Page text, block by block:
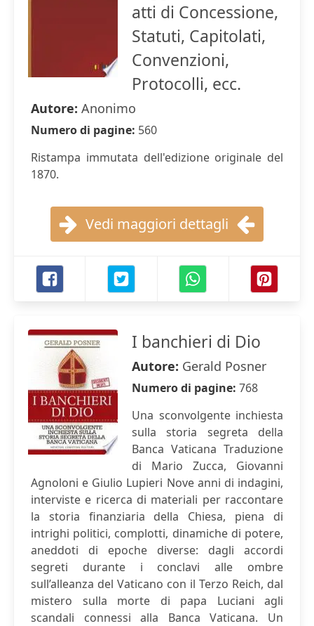
atti di Concessione,
Statuti, Capitolati,
Convenzioni,
Protocolli, ecc.
Autore: Anonimo
Numero di pagine: 560
Ristampa immutata dell'edizione originale del
1870.
Vedi maggiori dettagli
I banchieri di Dio
Autore: Gerald Posner
Numero di pagine: 768
Una sconvolgente inchiesta
sulla storia segreta della
Banca Vaticana Traduzione
di Mario Zucca, Giovanni
Agnoloni e Giulio Lupieri Nove anni di indagini,
interviste e ricerca di materiali per raccontare
la storia finanziaria della Chiesa, piena di
intrighi politici, complotti, dinamiche di potere,
aneddoti di epoche diverse: dagli accordi
segreti durante i conclavi alle ombre
sull’alleanza del Vaticano con il Terzo Reich, dal
mistero sulla morte di papa Luciani agli
scandali connessi alla Banca Vaticana. Un